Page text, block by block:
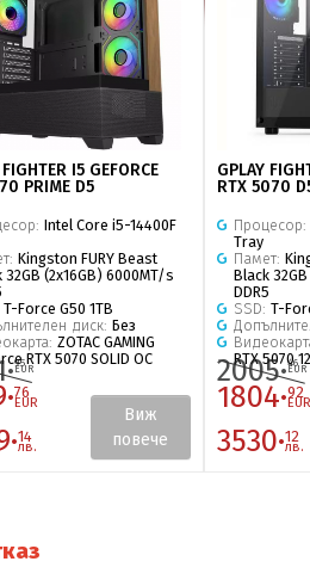
I5 GEFORCE
PRIME D5
Intel Core i5-14400F
Kingston FURY Beast
32GB (2x16GB) 6000MT/s
T-Force G50 1TB
диск: Без
ZOTAC GAMING
RTX 5070 SOLID OC
95
EUR
76
EUR
14
лв.
Виж
повече
GPLAY
RTX 5070
Процесор:
Tray
Памет:
Black
DDR5
SSD: T-
RTX 5070
2005·46
EUR
1804·92
EUR
3530·12
лв.